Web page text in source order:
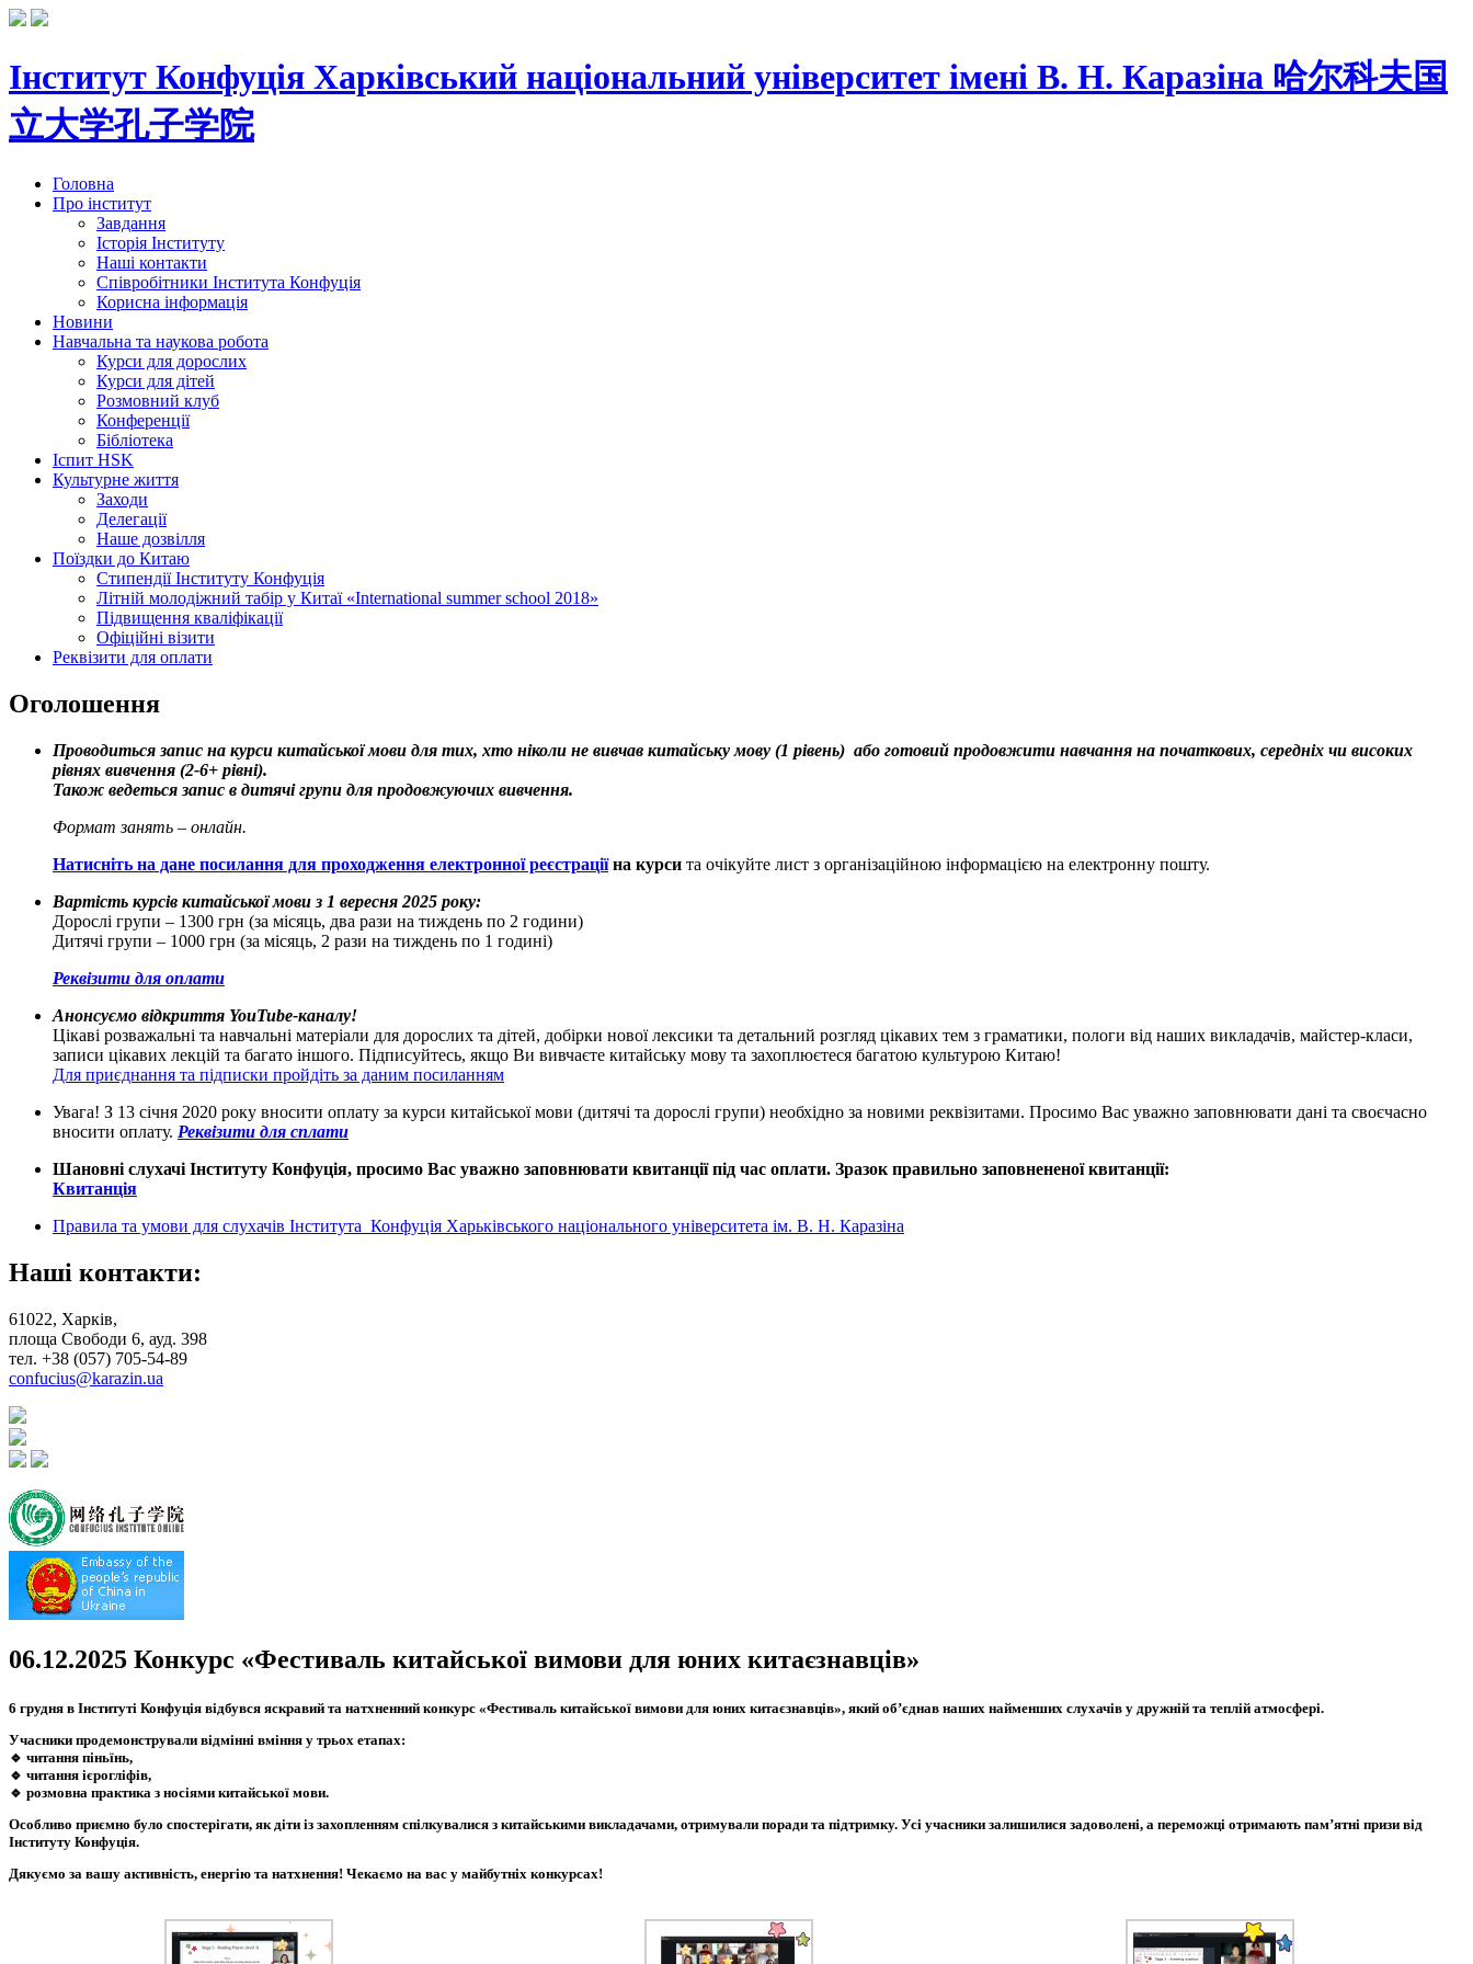
Інститут Конфуція Харківський національний університет імені В. Н. Каразіна 哈尔科夫国
立大学孔子学院
Головна
Про інститут
Завдання
Історія Інституту
Наші контакти
Співробітники Інститута Конфуція
Корисна інформація
Новини
Навчальна та наукова робота
Курси для дорослих
Курси для дітей
Розмовний клуб
Конференції
Бібліотека
Іспит HSK
Культурне життя
Заходи
Делегації
Наше дозвілля
Поїздки до Китаю
Стипендії Інституту Конфуція
Літній молодіжний табір у Китаї «International summer school 2018»
Підвищення кваліфікації
Офіційні візити
Реквізити для оплати
Оголошення
Проводиться запис на курси китайської мови для тих, хто ніколи не вивчав китайську мову (1 рівень) або готовий продовжити навчання на початкових, середніх чи високих
рівнях вивчення (2-6+ рівні).
Також ведеться запис в дитячі групи для продовжуючих вивчення.
Формат занять – онлайн.
Натисніть на дане посилання для проходження електронної реєстраціїна курси та очікуйте лист з організаційною інформацією на електронну пошту.
Вартість курсів китайської мови з 1 вересня 2025 року:
Дорослі групи – 1300 грн (за місяць, два рази на тиждень по 2 години)
Дитячі групи – 1000 грн (за місяць, 2 рази на тиждень по 1 годині)
Реквізити для оплати
Анонсуємо відкриття YouTube-каналу!
Цікаві розважальні та навчальні матеріали для дорослих та дітей, добірки нової лексики та детальний розгляд цікавих тем з граматики, пологи від наших викладачів, майстер-класи,
записи цікавих лекцій та багато іншого. Підписуйтесь, якщо Ви вивчаєте китайську мову та захоплюєтеся багатою культурою Китаю!
Для приєднання та підписки пройдіть за даним посиланням
Увага! З 13 січня 2020 року вносити оплату за курси китайської мови (дитячі та дорослі групи) необхідно за новими реквізитами. Просимо Вас уважно заповнювати дані та своєчасно
вносити оплату. Реквізити для сплати
Шановні слухачі Інституту Конфуція, просимо Вас уважно заповнювати квитанції під час оплати. Зразок правильно заповнененої квитанції:
Квитанція
Правила та умови для слухачів Інститута Конфуція Харьківського національного університета ім. В. Н. Каразіна
Наші контакти:
61022, Харків,
площа Свободи 6, ауд. 398
тел. +38 (057) 705-54-89
confucius@karazin.ua
06.12.2025 Конкурс «Фестиваль китайської вимови для юних китаєзнавців»
6 грудня в Інституті Конфуція відбувся яскравий та натхненний конкурс «Фестиваль китайської вимови для юних китаєзнавців», який об’єднав наших найменших слухачів у дружній та теплій атмосфері.
Учасники продемонстрували відмінні вміння у трьох етапах:
🔹 читання піньїнь,
🔹 читання ієрогліфів,
🔹 розмовна практика з носіями китайської мови.
Особливо приємно було спостерігати, як діти із захопленням спілкувалися з китайськими викладачами, отримували поради та підтримку. Усі учасники залишилися задоволені, а переможці отримають пам’ятні призи від
Інституту Конфуція.
Дякуємо за вашу активність, енергію та натхнення! Чекаємо на вас у майбутніх конкурсах!